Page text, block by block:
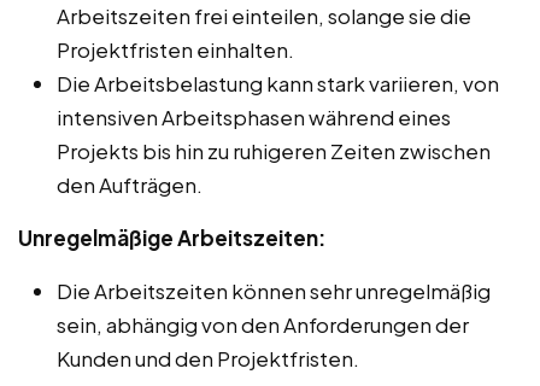
Arbeitszeiten frei einteilen, solange sie die
Projektfristen einhalten.
Die Arbeitsbelastung kann stark variieren, von
intensiven Arbeitsphasen während eines
Projekts bis hin zu ruhigeren Zeiten zwischen
den Aufträgen.
Unregelmäßige Arbeitszeiten:
Die Arbeitszeiten können sehr unregelmäßig
sein, abhängig von den Anforderungen der
Kunden und den Projektfristen.